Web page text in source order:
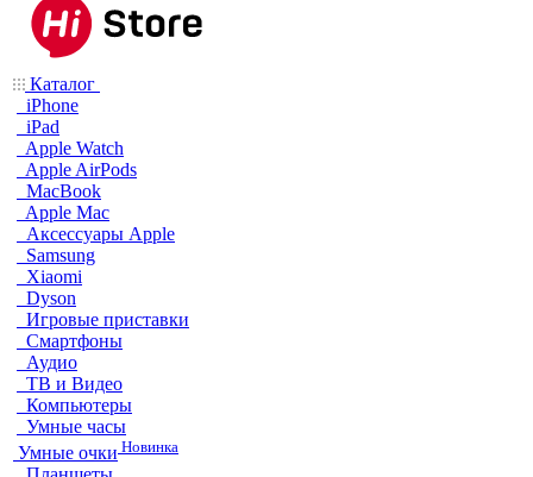
Каталог
iPhone
iPad
Apple Watch
Apple AirPods
MacBook
Apple Mac
Аксессуары Apple
Samsung
Xiaomi
Dyson
Игровые приставки
Смартфоны
Аудио
ТВ и Видео
Компьютеры
Умные часы
Умные очки Новинка